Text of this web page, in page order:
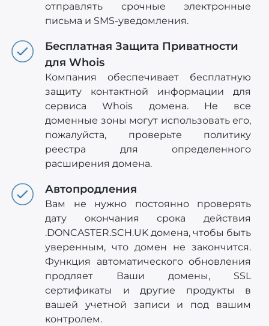
отправлять срочные электронные
письма и SMS-уведомления.
Бесплатная Защита Приватности
для Whois
Компания обеспечивает бесплатную
защиту контактной информации для
сервиса Whois домена. Не все
доменные зоны могут использовать его,
пожалуйста, проверьте политику
реестра для определенного
расширения домена.
Автопродления
Вам не нужно постоянно проверять
дату окончания срока действия
.DONCASTER.SCH.UK домена, чтобы быть
уверенным, что домен не закончится.
Функция автоматического обновления
продляет Ваши домены, SSL
сертификаты и другие продукты в
вашей учетной записи и под вашим
контролем.